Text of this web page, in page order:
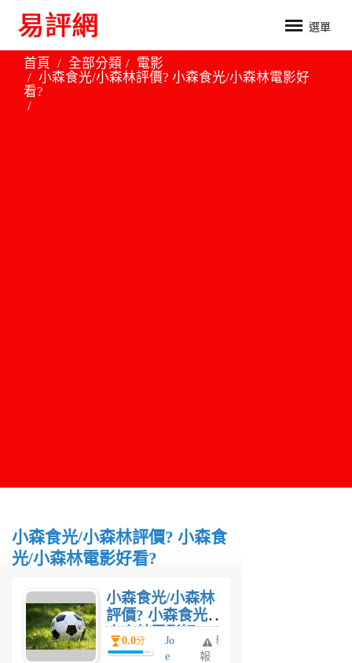
選單
首頁 全部分類
電影
小森食光/小森林評價? 小森食光/小森林電影好
看?
小森食光/小森林評價? 小森食
光/小森林電影好看?
小森食光/小森林
評價? 小森食光/
小森林電影好
看?
0.0分
Jo
e
舉
報